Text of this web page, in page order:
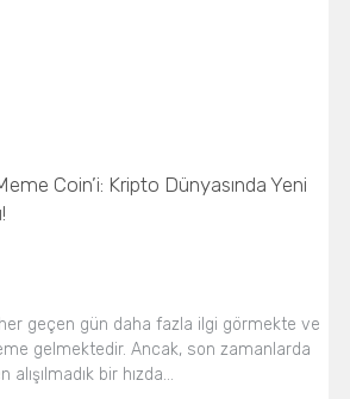
Coin’i: Kripto Dünyasında Yeni
geçen gün daha fazla ilgi görmekte ve
gelmektedir. Ancak, son zamanlarda
bir hızda…